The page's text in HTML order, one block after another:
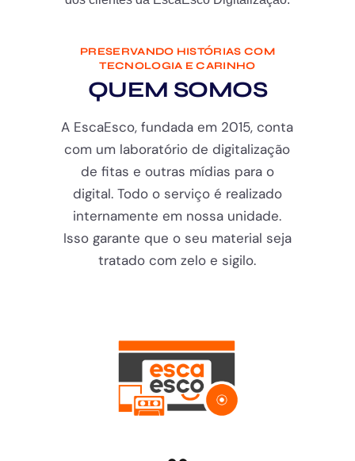
PRESERVANDO HISTÓRIAS COM
TECNOLOGIA E CARINHO
QUEM SOMOS
A EscaEsco, fundada em 2015, conta
com um laboratório de digitalização
de fitas e outras mídias para o
digital. Todo o serviço é realizado
internamente em nossa unidade.
Isso garante que o seu material seja
tratado com zelo e sigilo.